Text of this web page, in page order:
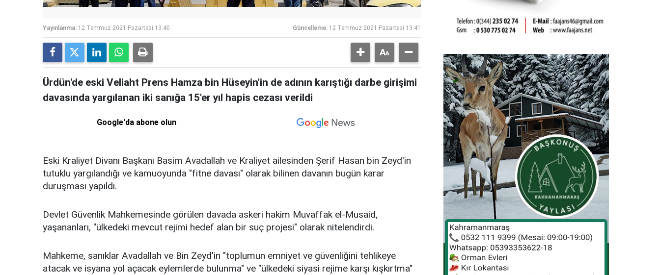
Yayınlanma: 12 Temmuz 2021 Pazartesi 13:40 Güncelleme: 12 Temmuz 2021 Pazartesi 13:41
Ürdün'de eski Veliaht Prens Hamza bin Hüseyin'in de adının karıştığı darbe girişimi
davasında yargılanan iki sanığa 15'er yıl hapis cezası verildi
Google'da abone olun
Eski Kraliyet Divanı Başkanı Basim Avadallah ve Kraliyet ailesinden Şerif Hasan bin Zeyd'in
tutuklu yargılandığı ve kamuoyunda "fitne davası" olarak bilinen davanın bugün karar
duruşması yapıldı.
Devlet Güvenlik Mahkemesinde görülen davada askeri hakim Muvaffak el-Musaid,
yaşananları, "ülkedeki mevcut rejimi hedef alan bir suç projesi" olarak nitelendirdi.
Mahkeme, sanıklar Avadallah ve Bin Zeyd'in "toplumun emniyet ve güvenliğini tehlikeye
atacak ve isyana yol açacak eylemlerde bulunma" ve "ülkedeki siyasi rejime karşı kışkırtma"